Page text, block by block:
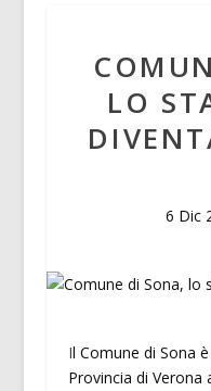
LO
6 Dic
Il Comune di Sona
Provincia di